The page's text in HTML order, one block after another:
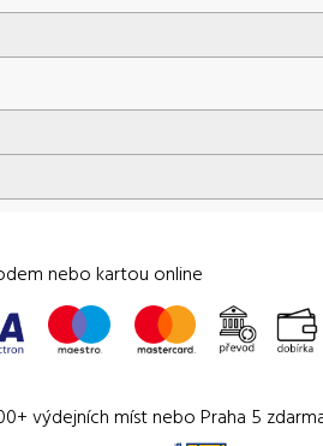
nebo kartou online
výdejních míst nebo Praha 5